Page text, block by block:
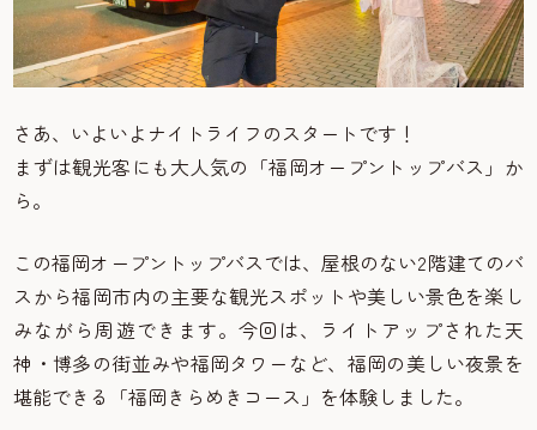
さあ、いよいよナイトライフのスタートです！
まずは観光客にも大人気の「福岡オープントップバス」か
ら。
この福岡オープントップバスでは、屋根のない2階建てのバ
スから福岡市内の主要な観光スポットや美しい景色を楽し
みながら周遊できます。今回は、ライトアップされた天
神・博多の街並みや福岡タワーなど、福岡の美しい夜景を
堪能できる「福岡きらめきコース」を体験しました。